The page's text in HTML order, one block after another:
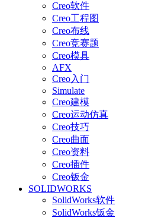
Creo软件
Creo工程图
Creo布线
Creo竞赛题
Creo模具
AFX
Creo入门
Simulate
Creo建模
Creo运动仿真
Creo技巧
Creo曲面
Creo资料
Creo插件
Creo钣金
SOLIDWORKS
SolidWorks软件
SolidWorks钣金